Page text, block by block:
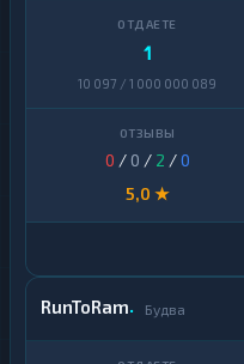
1
10 097 / 1 000 000 089
0 / 0 / 2 /0
5,0 ★
RunToRam Будва